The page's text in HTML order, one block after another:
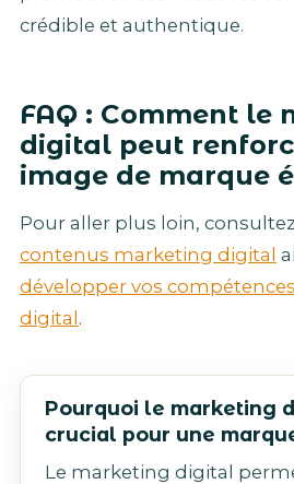
crédible et authentique.
FAQ : Comment le
digital peut
image de marque
Pour aller plus loin, consultez
contenus marketing digital
développer vos
digital.
Pourquoi le marketing
crucial pour une
Le marketing digital